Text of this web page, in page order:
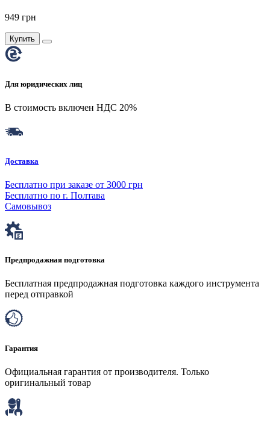
949 грн
Купить
Для юридических лиц
В стоимость включен НДС 20%
Доставка
Бесплатно при заказе от 3000 грн
Бесплатно по г. Полтава
Самовывоз
Предпродажная подготовка
Бесплатная предпродажная подготовка каждого инструмента
перед отправкой
Гарантия
Официальная гарантия от производителя. Только
оригинальный товар